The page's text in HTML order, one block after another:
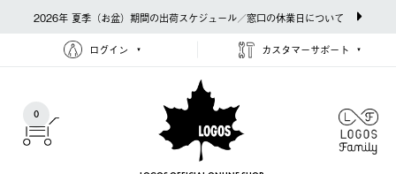
2026年 夏季（お盆）期間の出荷スケジュール／窓口の休業日について
ログイン カスタマーサポート
0